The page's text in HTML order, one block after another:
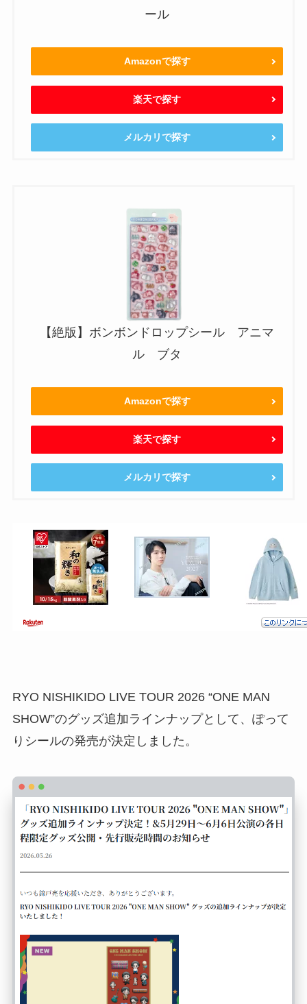
ール
Amazonで探す
楽天で探す
メルカリで探す
【絶版】ボンボンドロップシール アニマ
ル ブタ
Amazonで探す
楽天で探す
メルカリで探す
RYO NISHIKIDO LIVE TOUR 2026 “ONE MAN
SHOW”のグッズ追加ラインナップとして、ぽって
りシールの発売が決定しました。